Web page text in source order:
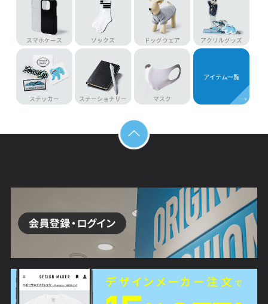
シャツ トレーナー ジャケット
ジャージ キャップ トートバッグ
バッグ タオル エプロン マグカップ
ドッグウェア アクリルグッ
アイテム一覧